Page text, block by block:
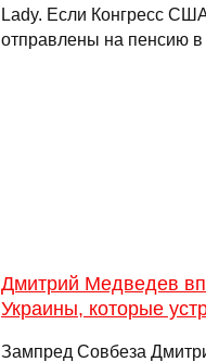
Lady. Если Конгресс
отправлены на пенсию в
Дмитрий Медведев
Украины, которые
Зампред Совбеза